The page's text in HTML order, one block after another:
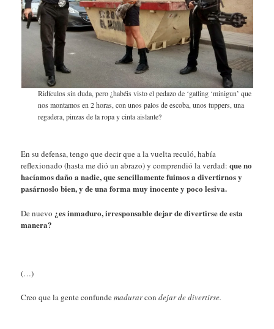
Ridículos sin duda, pero ¿habéis visto el pedazo de ‘gatling ‘minigun’ que
nos montamos en 2 horas, con unos palos de escoba, unos tuppers, una
regadera, pinzas de la ropa y cinta aislante?
En su defensa, tengo que decir que a la vuelta reculó, había
reflexionado (hasta me dió un abrazo) y comprendió la verdad:que no
hacíamos daño a nadie, que sencillamente fuimos a divertirnos y
pasárnoslo bien, y de una forma muy inocente y poco lesiva.
De nuevo ¿es inmaduro, irresponsable dejar de divertirse de esta
manera?
(…)
Creo que la gente confundemadurarcondejar de divertirse.